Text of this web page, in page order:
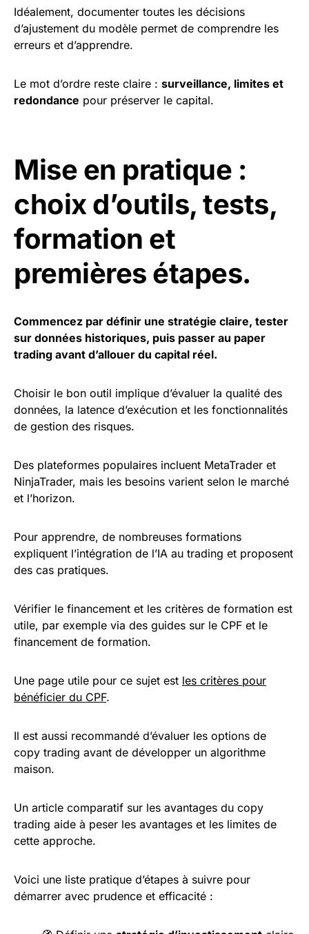
Idéalement, documenter toutes les décisions
d’ajustement du modèle permet de comprendre les
erreurs et d’apprendre.
Le mot d’ordre reste claire : surveillance, limites et
redondance pour préserver le capital.
Mise en pratique :
choix d’outils, tests,
formation et
premières étapes.
Commencez par définir une stratégie claire, tester
sur données historiques, puis passer au paper
trading avant d’allouer du capital réel.
Choisir le bon outil implique d’évaluer la qualité des
données, la latence d’exécution et les fonctionnalités
de gestion des risques.
Des plateformes populaires incluent MetaTrader et
NinjaTrader, mais les besoins varient selon le marché
et l’horizon.
Pour apprendre, de nombreuses formations
expliquent l’intégration de l’IA au trading et proposent
des cas pratiques.
Vérifier le financement et les critères de formation est
utile, par exemple via des guides sur le CPF et le
financement de formation.
Une page utile pour ce sujet est les critères pour
bénéficier du CPF.
Il est aussi recommandé d’évaluer les options de
copy trading avant de développer un algorithme
maison.
Un article comparatif sur les avantages du copy
trading aide à peser les avantages et les limites de
cette approche.
Voici une liste pratique d’étapes à suivre pour
démarrer avec prudence et efficacité :